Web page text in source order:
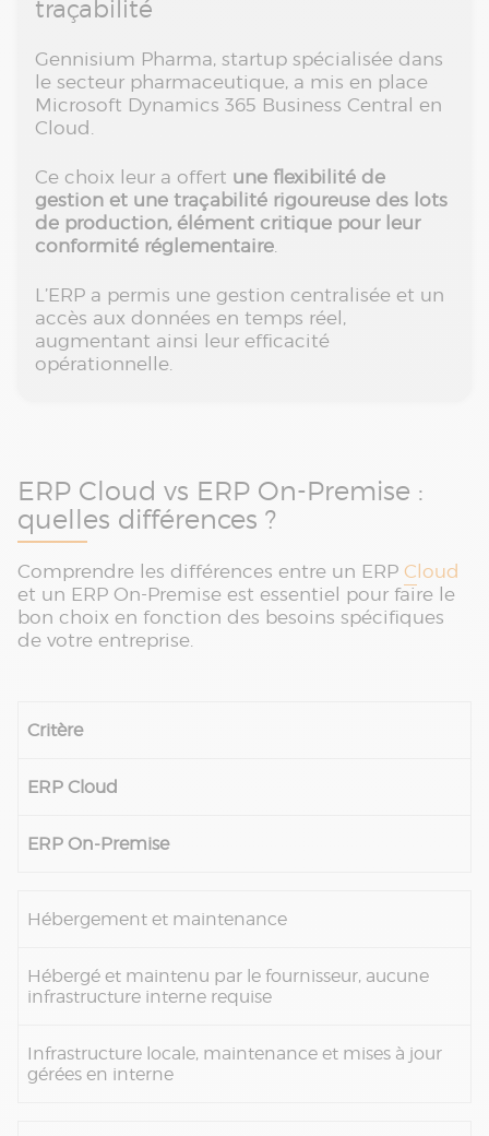
traçabilité
Gennisium Pharma, startup spécialisée dans
le secteur pharmaceutique, a mis en place
Microsoft Dynamics 365 Business Central en
Cloud.
Ce choix leur a offert une flexibilité de
gestion et une traçabilité rigoureuse des lots
de production, élément critique pour leur
conformité réglementaire.
L’ERP a permis une gestion centralisée et un
accès aux données en temps réel,
augmentant ainsi leur efficacité
opérationnelle.
ERP Cloud vs ERP On-Premise :
quelles différences ?
Comprendre les différences entre un ERP Cloud
et un ERP On-Premise est essentiel pour faire le
bon choix en fonction des besoins spécifiques
de votre entreprise.
Critère
ERP Cloud
ERP On-Premise
Hébergement et maintenance
Hébergé et maintenu par le fournisseur, aucune
infrastructure interne requise
Infrastructure locale, maintenance et mises à jour
gérées en interne